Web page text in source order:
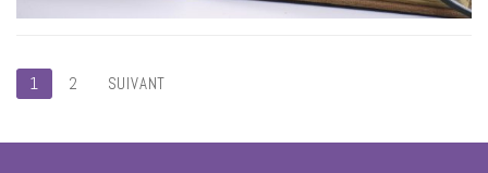
Pagination
publications
1 2 SUIVANT